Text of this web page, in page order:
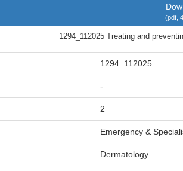
(pdf,
1294_112025 Treating and
1294_112025
-
2
Emergency &
Dermatology